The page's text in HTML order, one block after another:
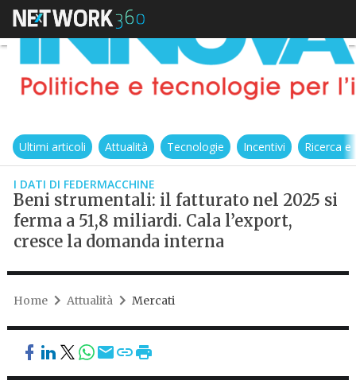
Ultimi articoli Attualità Tecnologie Incentivi Ricerca
I DATI DI FEDERMACCHINE
Beni strumentali: il fatturato nel 2025 si
ferma a 51,8 miliardi. Cala l’export,
cresce la domanda interna
Home Attualità Mercati